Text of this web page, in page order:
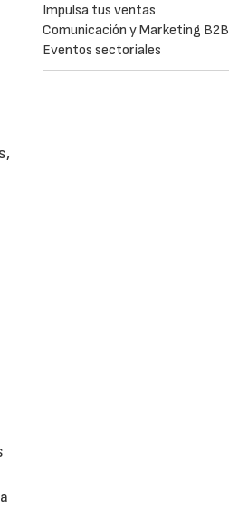
Impulsa tus ventas
Comunicación y Marketing B2B
Eventos sectoriales